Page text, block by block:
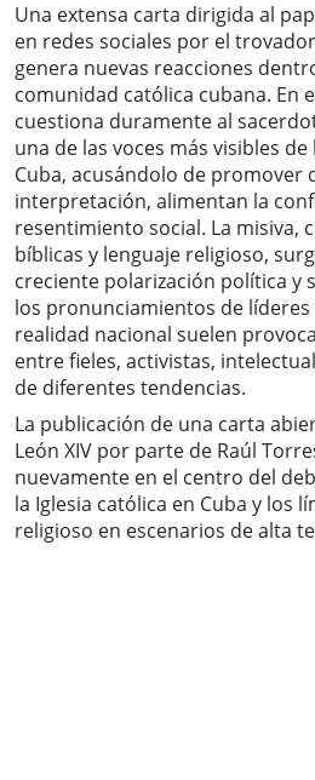
Una extensa carta dirigida al
en redes sociales por el
genera nuevas reacciones
comunidad católica cubana. En
cuestiona duramente al
una de las voces más visibles
Cuba, acusándolo de promover
interpretación, alimentan la
resentimiento social. La misiva,
bíblicas y lenguaje religioso,
creciente polarización política y
los pronunciamientos de
realidad nacional suelen
entre fieles, activistas,
de diferentes tendencias.
La publicación de una carta
León XIV por parte de Raúl
nuevamente en el centro del
la Iglesia católica en Cuba y los
religioso en escenarios de alta